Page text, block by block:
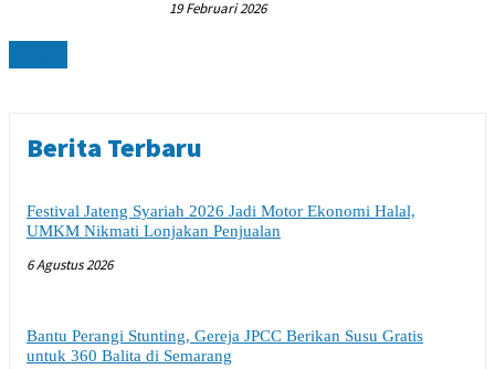
19 Februari 2026
Berita Terbaru
Festival Jateng Syariah 2026 Jadi Motor Ekonomi Halal,
UMKM Nikmati Lonjakan Penjualan
6 Agustus 2026
Bantu Perangi Stunting, Gereja JPCC Berikan Susu Gratis
untuk 360 Balita di Semarang